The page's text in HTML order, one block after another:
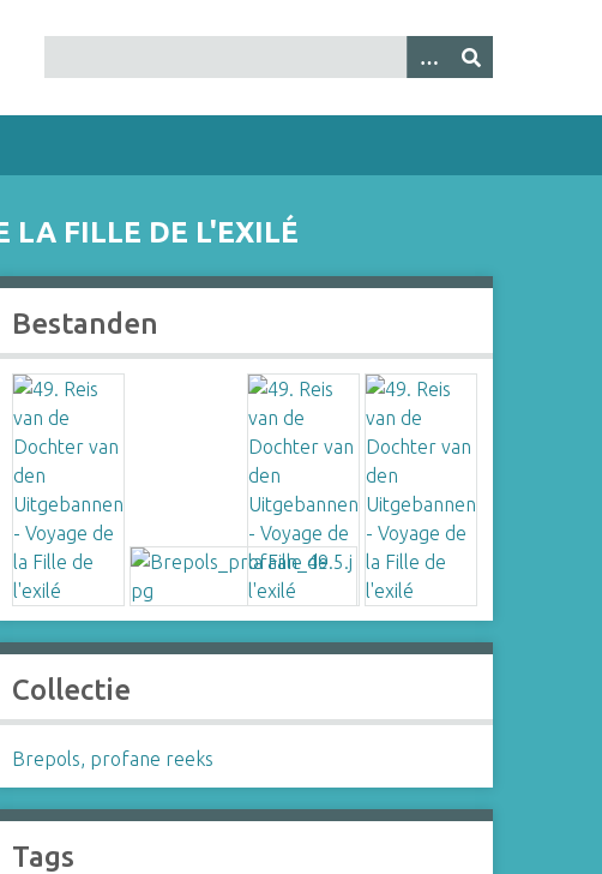
LA FILLE DE L'EXILÉ
Bestanden
Collectie
Brepols, profane reeks
Tags